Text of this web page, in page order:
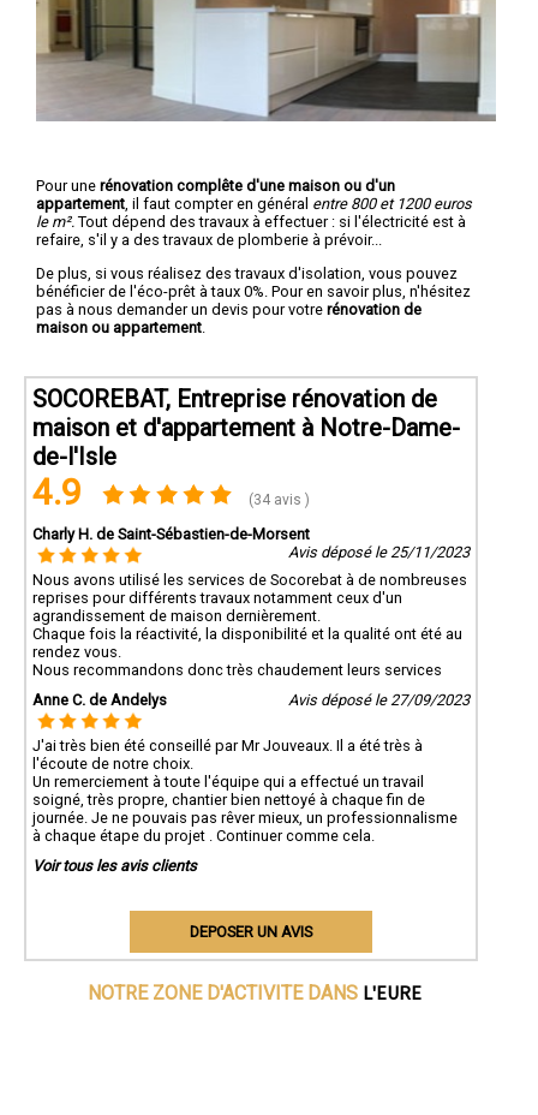
Pour une rénovation complête d'une maison ou d'un
appartement , il faut compter en général entre 800 et 1200 euros
le m². Tout dépend des travaux à effectuer : si l'électricité est à
refaire, s'il y a des travaux de plomberie à prévoir...
De plus, si vous réalisez des travaux d'isolation, vous pouvez
bénéficier de l'éco-prêt à taux 0%. Pour en savoir plus, n'hésitez
pas à nous demander un devis pour votre rénovation de
maison ou appartement
SOCOREBAT, Entreprise rénovation de
maison et d'appartement à Notre-Dame-
de-l'Isle
4.9 (34 avis )
Charly H. de Saint-Sébastien-de-Morsent
Avis déposé le 25/11/2023
Nous avons utilisé les services de Socorebat à de nombreuses
reprises pour différents travaux notamment ceux d'un
agrandissement de maison dernièrement.
Chaque fois la réactivité, la disponibilité et la qualité ont été au
rendez vous.
Nous recommandons donc très chaudement leurs services
Anne C. de Andelys
Avis déposé le 27/09/2023
J'ai très bien été conseillé par Mr Jouveaux. Il a été très à
l'écoute de notre choix.
Un remerciement à toute l'équipe qui a effectué un travail
soigné, très propre, chantier bien nettoyé à chaque fin de
journée. Je ne pouvais pas rêver mieux, un professionnalisme
à chaque étape du projet . Continuer comme cela.
Voir tous les avis clients
DEPOSER UN AVIS
NOTRE ZONE D'ACTIVITE DANS L'EURE